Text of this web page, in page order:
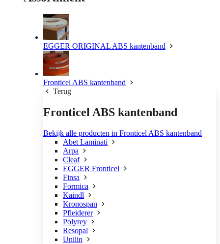
EGGER ORIGINAL ABS kantenband
Fronticel ABS kantenband
Terug
Fronticel ABS kantenband
Bekijk alle producten in Fronticel ABS kantenband
Abet Laminati
Arpa
Cleaf
EGGER Fronticel
Finsa
Formica
Kaindl
Kronospan
Pfleiderer
Polyrey
Resopal
Unilin